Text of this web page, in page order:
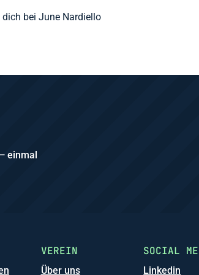
bei June Nardiello
einmal
VEREIN
Über uns
SOCIAL
Linkedin